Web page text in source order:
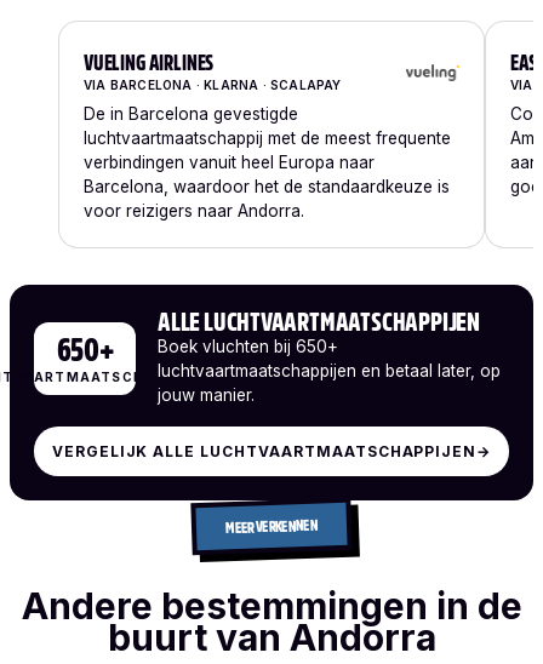
VUELING AIRLINES
VIA BARCELONA · KLARNA · SCALAPAY
De in Barcelona gevestigde
luchtvaartmaatschappij met de meest frequente
verbindingen vanuit heel Europa naar
Barcelona, waardoor het de standaardkeuze is
voor reizigers naar Andorra.
VIA
650+
ALLE LUCHTVAARTMAATSCHAPPIJEN
Boek vluchten bij 650+
luchtvaartmaatschappijen en betaal later, op
jouw manier.
VERGELIJK ALLE LUCHTVAARTMAATSCHAPPIJEN →
MEER VERKENNEN
Andere bestemmingen in de
buurt van Andorra